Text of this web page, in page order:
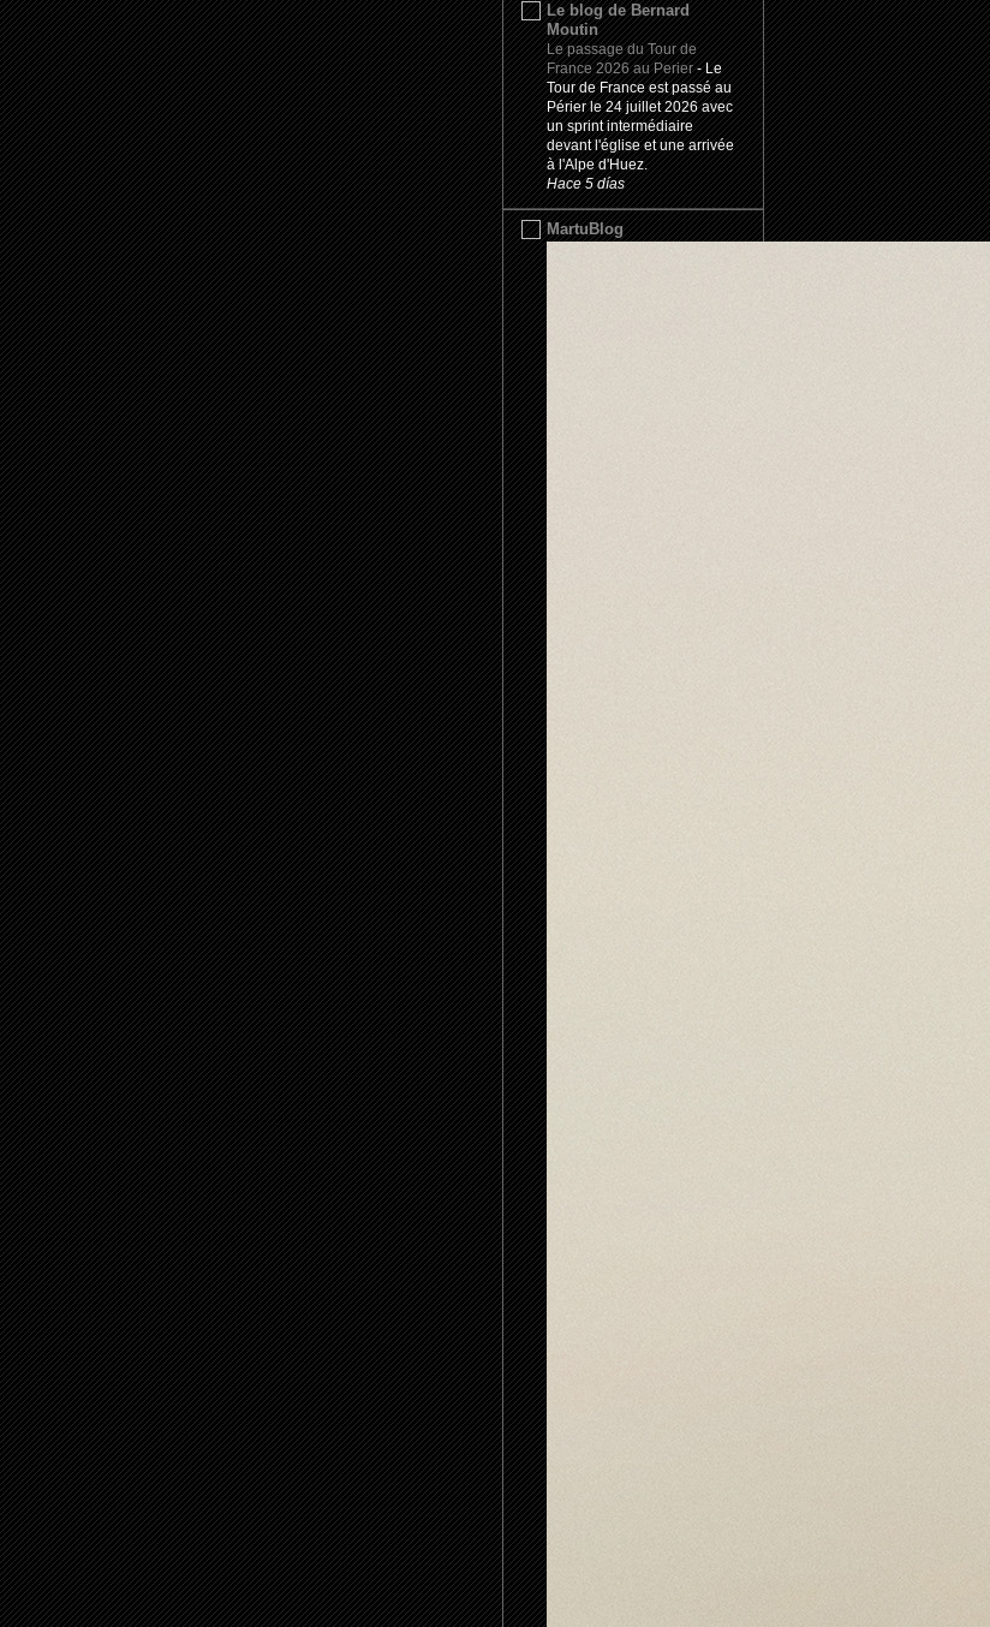
Le blog de Bernard
Moutin
Le passage du Tour de
France 2026 au Perier-Le
Tour de France est passé au
Périer le 24 juillet 2026 avec
un sprint intermédiaire
devant l'église et une arrivée
à l'Alpe d'Huez.
Hace 5 días
MartuBlog